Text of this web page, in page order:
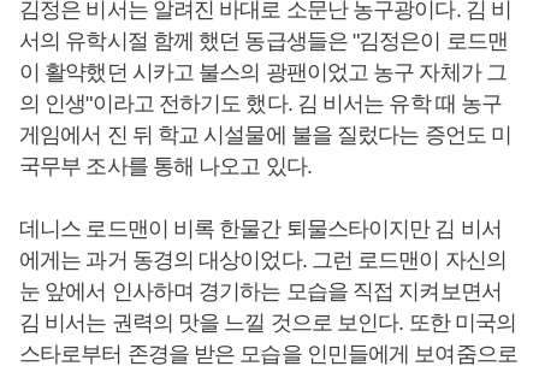
김정은 비서는 알려진 바대로 소문난 농구광이다. 김 비
서의 유학시절 함께 했던 동급생들은 "김정은이 로드맨
이 활약했던 시카고 불스의 광팬이었고 농구 자체가 그
의 인생"이라고 전하기도 했다. 김 비서는 유학 때 농구
게임에서 진 뒤 학교 시설물에 불을 질렀다는 증언도 미
국무부 조사를 통해 나오고 있다.
데니스 로드맨이 비록 한물간 퇴물스타이지만 김 비서
에게는 과거 동경의 대상이었다. 그런 로드맨이 자신의
눈 앞에서 인사하며 경기하는 모습을 직접 지켜보면서
김 비서는 권력의 맛을 느낄 것으로 보인다. 또한 미국의
스타로부터 존경을 받은 모습을 인민들에게 보여줌으로